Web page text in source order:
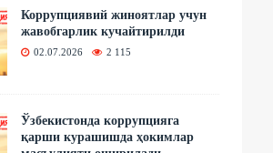
Коррупциявий жиноятлар учун
жавобгарлик кучайтирилди
02.07.2026 2 115
Ўзбекистонда коррупцияга
қарши курашишда ҳокимлар